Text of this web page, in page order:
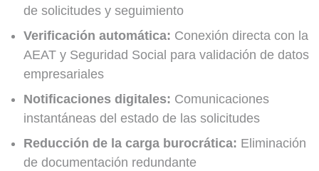
de solicitudes y seguimiento
Verificación automática: Conexión directa con la
AEAT y Seguridad Social para validación de datos
empresariales
Notificaciones digitales: Comunicaciones
instantáneas del estado de las solicitudes
Reducción de la carga burocrática: Eliminación
de documentación redundante